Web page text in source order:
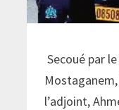
Secoué par
l’adjoint,